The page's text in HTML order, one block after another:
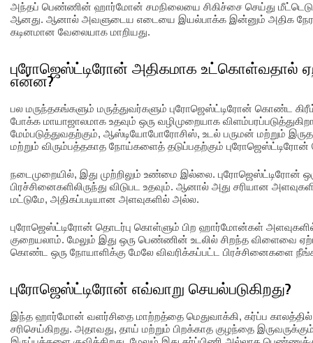
அந்தப் பெண்ணின் ஹார்மோன் சமநிலையை சிகிச்சை செய்து
ஆனது. ஆனால் அவளுடைய எடையை இயல்பாக்க இன்னும் அதிக நேரம்
கடினமான வேலையாக மாறியது.
புரோஜெஸ்ட்டிரோன் அதிகமாக உட்கொள்வதால்
என்ன?
பல மருந்தகங்களும் மருத்துவர்களும் புரோஜெஸ்ட்டிரோன் கொண்ட
போக்க மாயாஜாலமாக உதவும் ஒரு வழிமுறையாக
மேம்படுத்துவதற்கும், ஆஸ்டியோபோரோசிஸ், உடல் பருமன் மற்றும்
மற்றும் விரும்பத்தகாத நோய்களைத் தடுப்பதற்கும் புரோஜெஸ்ட்டிரோன்
நடைமுறையில், இது முற்றிலும் உண்மை இல்லை. புரோஜெஸ்ட்டிரோன்
பிரச்சினைகளிலிருந்து விடுபட உதவும். ஆனால் அது சரியான
மட்டுமே, அதிகப்படியான அளவுகளில் அல்ல.
புரோஜெஸ்ட்டிரோன் தொடர்பு கொள்ளும் பிற ஹார்மோன்கள்
குறையலாம். மேலும் இது ஒரு பெண்ணின் உடலில் சிறந்த விளைவை
கொண்ட ஒரு நோயாளிக்கு மேலே விவரிக்கப்பட்ட பிரச்சினைகளை
புரோஜெஸ்ட்டிரோன் எவ்வாறு செயல்படுகிறது?
இந்த ஹார்மோன் வளர்சிதை மாற்றத்தை மெதுவாக்கி, கர்ப்ப
சரிசெய்கிறது. அதாவது, தாய் மற்றும் பிறக்காத குழந்தை